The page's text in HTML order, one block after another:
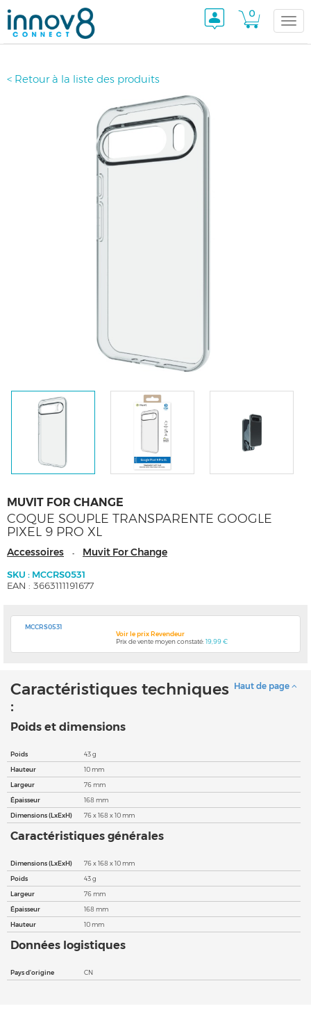
0
< Retour à la liste des produits
MUVIT FOR CHANGE
COQUE SOUPLE TRANSPARENTE GOOGLE
PIXEL 9 PRO XL
Accessoires - Muvit For Change
SKU : MCCRS0531
EAN : 3663111191677
MCCRS0531
Voir le prix Revendeur
Prix de vente moyen constaté:19,99 €
Haut de page
Caractéristiques techniques
:
Poids et dimensions
Poids
43 g
Hauteur
10 mm
Largeur
76 mm
Épaisseur
168 mm
Dimensions (LxExH)
76 x 168 x 10 mm
Caractéristiques générales
Dimensions (LxExH)
76 x 168 x 10 mm
Poids
43 g
Largeur
76 mm
Épaisseur
168 mm
Hauteur
10 mm
Données logistiques
Pays d'origine CN